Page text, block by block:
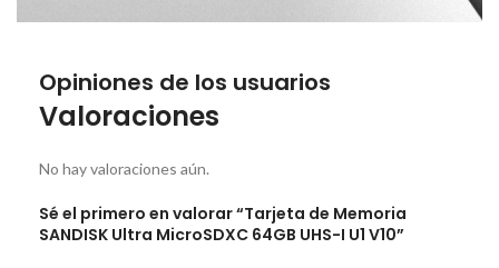
Opiniones de los usuarios
Valoraciones
No hay valoraciones aún.
Sé el primero en valorar “Tarjeta de Memoria
SANDISK Ultra MicroSDXC 64GB UHS-I U1 V10”